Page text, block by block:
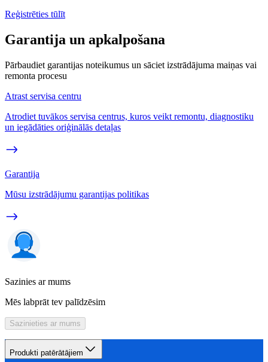
Reģistrēties tūlīt
Garantija un apkalpošana
Pārbaudiet garantijas noteikumus un sāciet izstrādājuma maiņas vai
remonta procesu
Atrast servisa centru
Atrodiet tuvākos servisa centrus, kuros veikt remontu, diagnostiku
un iegādāties oriģinālās detaļas
Garantija
Mūsu izstrādājumu garantijas politikas
Sazinies ar mums
Mēs labprāt tev palīdzēsim
Sazinieties ar mums
Produkti patērātājiem